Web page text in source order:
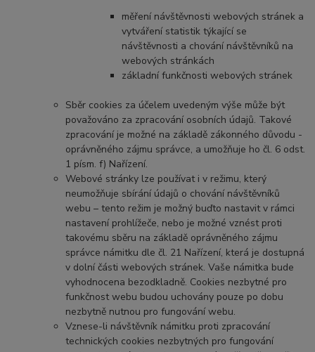
měření návštěvnosti webových stránek a
vytváření statistik týkající se
návštěvnosti a chování návštěvníků na
webových stránkách
základní funkčnosti webových stránek
Sběr cookies za účelem uvedeným výše může být
považováno za zpracování osobních údajů. Takové
zpracování je možné na základě zákonného důvodu -
oprávněného zájmu správce, a umožňuje ho čl. 6 odst.
1 písm. f) Nařízení.
Webové stránky lze používat i v režimu, který
neumožňuje sbírání údajů o chování návštěvníků
webu – tento režim je možný buďto nastavit v rámci
nastavení prohlížeče, nebo je možné vznést proti
takovému sběru na základě oprávněného zájmu
správce námitku dle čl. 21 Nařízení, která je dostupná
v dolní části webových stránek. Vaše námitka bude
vyhodnocena bezodkladně. Cookies nezbytné pro
funkčnost webu budou uchovány pouze po dobu
nezbytně nutnou pro fungování webu.
Vznese-li návštěvník námitku proti zpracování
technických cookies nezbytných pro fungování